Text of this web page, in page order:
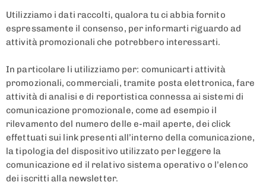
Utilizziamo i dati raccolti, qualora tu ci abbia fornito
espressamente il consenso, per informarti riguardo ad
attività promozionali che potrebbero interessarti.
In particolare li utilizziamo per: comunicarti attività
promozionali, commerciali, tramite posta elettronica, fare
attività di analisi e di reportistica connessa ai sistemi di
comunicazione promozionale, come ad esempio il
rilevamento del numero delle e-mail aperte, dei click
effettuati sui link presenti all’interno della comunicazione,
la tipologia del dispositivo utilizzato per leggere la
comunicazione ed il relativo sistema operativo o l’elenco
dei iscritti alla newsletter.